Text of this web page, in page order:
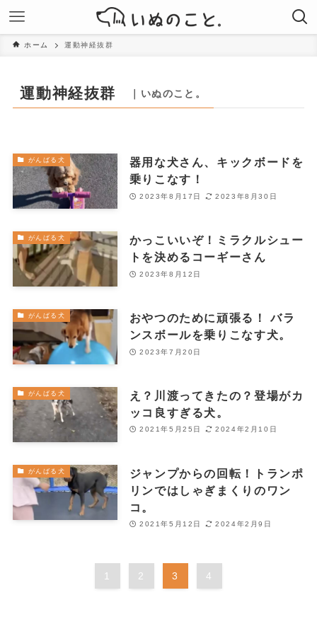
ホーム 運動神経抜群
運動神経抜群 ｜いぬのこと。
がんばる犬
器用な犬さん、キックボードを
乗りこなす！
2023年8月17日 2023年8月30日
がんばる犬
かっこいいぞ！ミラクルシュー
トを決めるコーギーさん
2023年8月12日
がんばる犬
おやつのために頑張る！ バラ
ンスボールを乗りこなす犬。
2023年7月20日
がんばる犬
え？川渡ってきたの？登場がカ
ッコ良すぎる犬。
2021年5月25日 2024年2月10日
がんばる犬
ジャンプからの回転！トランポ
リンではしゃぎまくりのワン
コ。
2021年5月12日 2024年2月9日
1 2 3 4